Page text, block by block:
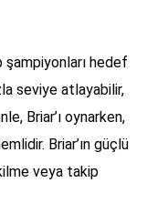
şampiyonları hedef
seviye atlayabilir,
Briar’ı oynarken,
Briar’ın güçlü
veya takip